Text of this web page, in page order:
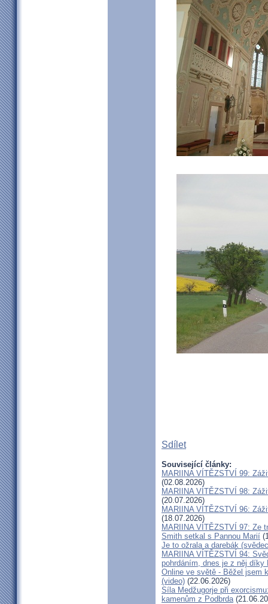
Sdílet
Související články:
MARIINA VÍTĚZSTVÍ 99:
(02.08.2026)
MARIINA VÍTĚZSTVÍ 98:
(20.07.2026)
MARIINA VÍTĚZSTVÍ 96:
(18.07.2026)
MARIINA VÍTĚZSTVÍ 97: Ze
Smith setkal s Pannou Marií
Je to ožrala a darebák
MARIINA VÍTĚZSTVÍ 94:
pohrdáním, dnes je z něj
Online ve světě - Běžel jsem
(video) (22.06.2026)
Síla Medžugorje při
kamenům z Podbrda